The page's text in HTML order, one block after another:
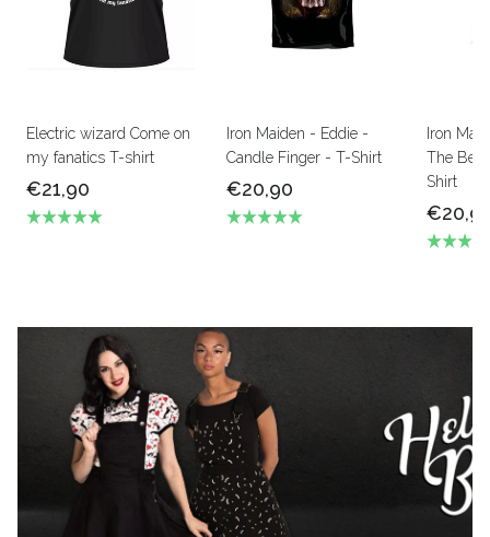
Electric wizard Come on
my fanatics T-shirt
€21,90
Iron Maiden - Eddie -
Candle Finger - T-Shirt
€20,90
Iron
The
Shirt